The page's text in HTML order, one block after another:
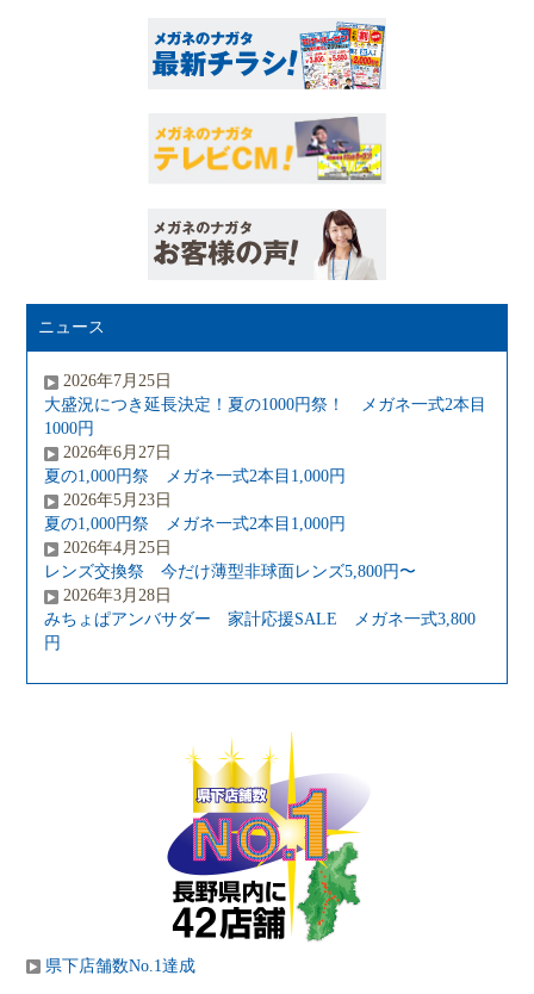
ニュース
2026年7月25日
大盛況につき延長決定！夏の1000円祭！ メガネ一式2本目
1000円
2026年6月27日
夏の1,000円祭 メガネ一式2本目1,000円
2026年5月23日
夏の1,000円祭 メガネ一式2本目1,000円
2026年4月25日
レンズ交換祭 今だけ薄型非球面レンズ5,800円〜
2026年3月28日
みちょぱアンバサダー 家計応援SALE メガネ一式3,800
円
県下店舗数No.1達成